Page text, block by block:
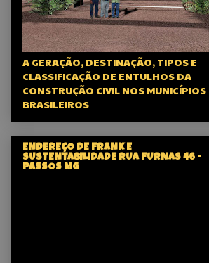
A GERAÇÃO, DESTINAÇÃO, TIPOS E
CLASSIFICAÇÃO DE ENTULHOS DA
CONSTRUÇÃO CIVIL NOS MUNICÍPIOS
BRASILEIROS
ENDEREÇO DE FRANK E
SUSTENTABILIDADE RUA FURNAS 46 -
PASSOS MG